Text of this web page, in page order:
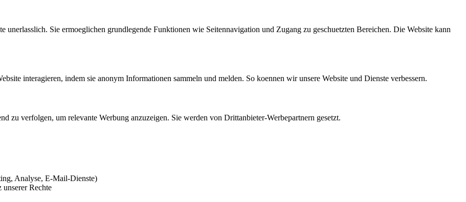
unerlasslich. Sie ermoeglichen grundlegende Funktionen wie Seitennavigation und Zugang zu geschuetzten Bereichen. Die Website kann
interagieren, indem sie anonym Informationen sammeln und melden. So koennen wir unsere Website und Dienste verbessern.
zu verfolgen, um relevante Werbung anzuzeigen. Sie werden von Drittanbieter-Werbepartnern gesetzt.
Analyse, E-Mail-Dienste)
unserer Rechte